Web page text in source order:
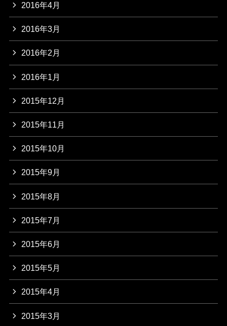
2016年4月
2016年3月
2016年2月
2016年1月
2015年12月
2015年11月
2015年10月
2015年9月
2015年8月
2015年7月
2015年6月
2015年5月
2015年4月
2015年3月